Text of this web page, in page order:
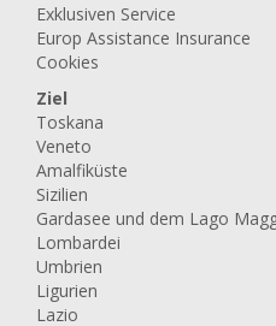
Exklusiven Service
Europ Assistance Insurance
Cookies
Ziel
Toskana
Veneto
Amalfiküste
Sizilien
Gardasee und dem Lago
Lombardei
Umbrien
Ligurien
Lazio